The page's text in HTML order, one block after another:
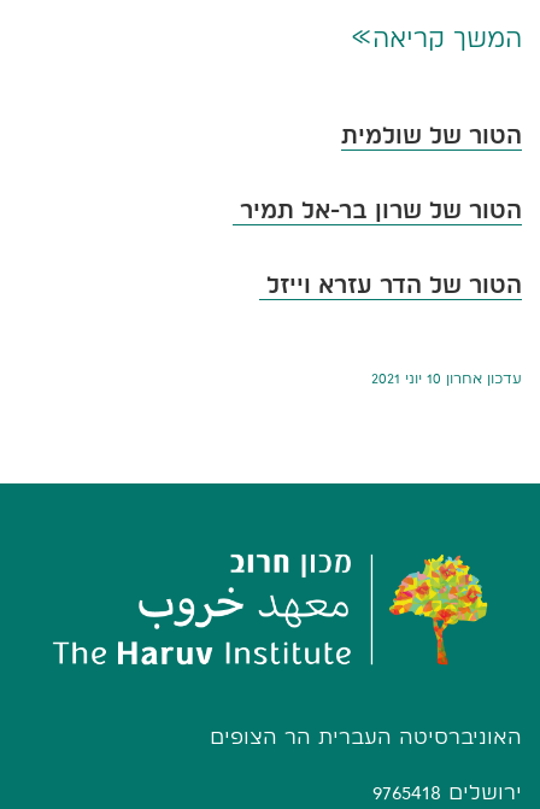
המשך קריאה >>
הטור של שולמית
הטור של שרון בר-אל תמיר
הטור של הדר עזרא וייזל
עדכון אחרון 10 יוני 2021
האוניברסיטה העברית הר הצופים
ירושלים 9765418